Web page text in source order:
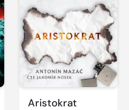
Aristokrat
Přehrát
ukázku